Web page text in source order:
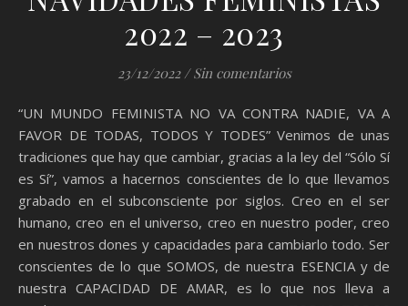
2022 – 2023
23/12/2022 / Sin comentarios
“UN MUNDO FEMINISTA NO VA CONTRA NADIE, VA A
FAVOR DE TODAS, TODOS Y TODES” Venimos de unas
tradiciones que hay que cambiar, gracias a la ley del “Sólo Sí
es Sí”, vamos a hacernos conscientes de lo que llevamos
grabado en el subconsciente por siglos. Creo en el ser
humano, creo en el universo, creo en nuestro poder, creo
en nuestros dones y capacidades para cambiarlo todo. Ser
conscientes de lo que SOMOS, de nuestra ESENCIA y de
nuestra CAPACIDAD DE AMAR, es lo que nos lleva a